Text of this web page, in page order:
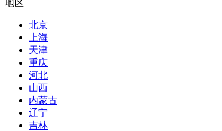
地区
北京
上海
天津
重庆
河北
山西
内蒙古
辽宁
吉林